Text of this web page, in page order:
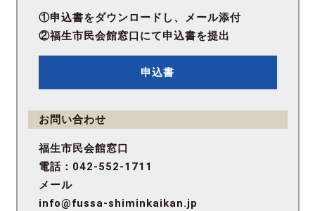
①申込書をダウンロードし、メール添付
②福生市民会館窓口にて申込書を提出
申込書
お問い合わせ
福生市民会館窓口
電話：042-552-1711
メール
info@fussa-shiminkaikan.jp